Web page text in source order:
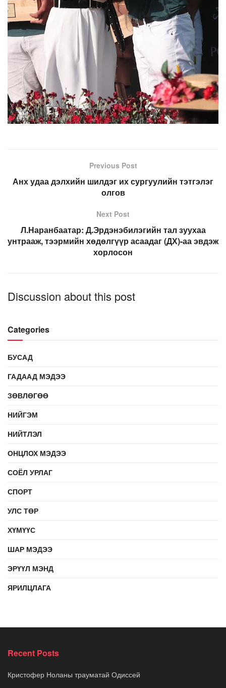
Previous Post
Анх удаа дэлхийн шилдэг их сургуулийн тэтгэлэг
олгов
Next Post
Л.Наранбаатар: Д.Эрдэнэбилэгийн тал зуухаа
унтрааж, тээрмийн хөдөлгүүр асаадаг (ДХ)-аа эвдэж
хорлосон
Discussion about this post
Categories
БУСАД
ГАДААД МЭДЭЭ
ЗӨВЛӨГӨӨ
НИЙГЭМ
НИЙТЛЭЛ
ОНЦЛОХ МЭДЭЭ
СОЁЛ УРЛАГ
СПОРТ
УЛС ТӨР
ХҮМҮҮС
ШАР МЭДЭЭ
ЭРҮҮЛ МЭНД
ЯРИЛЦЛАГА
Recent Posts
Кристофер Ноланы трауматай Одиссей